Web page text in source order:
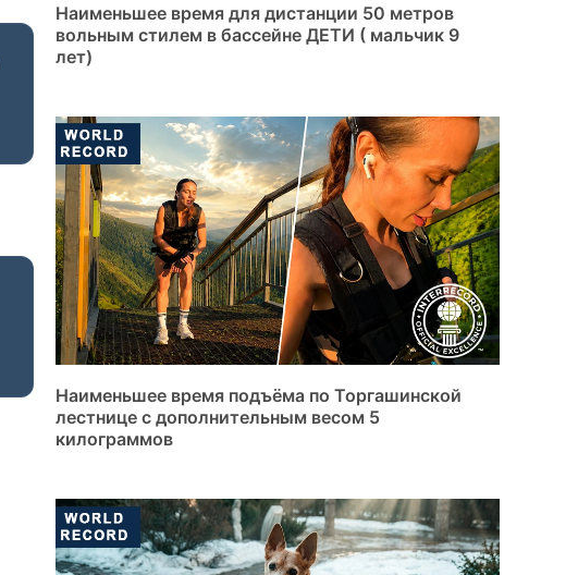
Наименьшее время для дистанции 50 метров
вольным стилем в бассейне ДЕТИ ( мальчик 9
лет)
Наименьшее время подъёма по Торгашинской
лестнице с дополнительным весом 5
килограммов